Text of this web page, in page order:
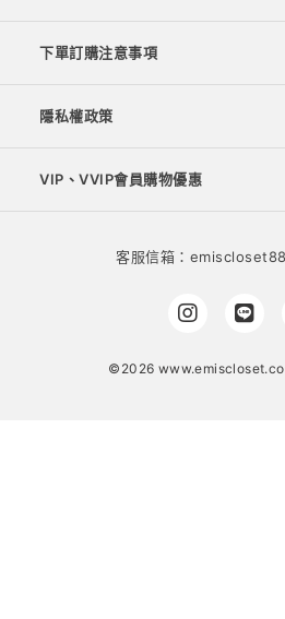
下單訂購注意事項
隱私權政策
VIP、VVIP會員購物優惠
客服信箱：
©2026 www.emiscloset.co